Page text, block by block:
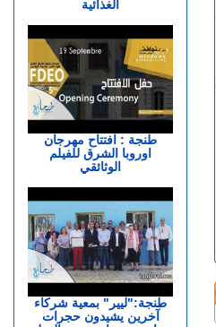
الغذائية
طنجة : افتتاح مهرجان
اوروبا الشرق للفيلم
الوثائقي
طنجة:"ليير" بمعية شركاء
آخرين يشيدون حجرات